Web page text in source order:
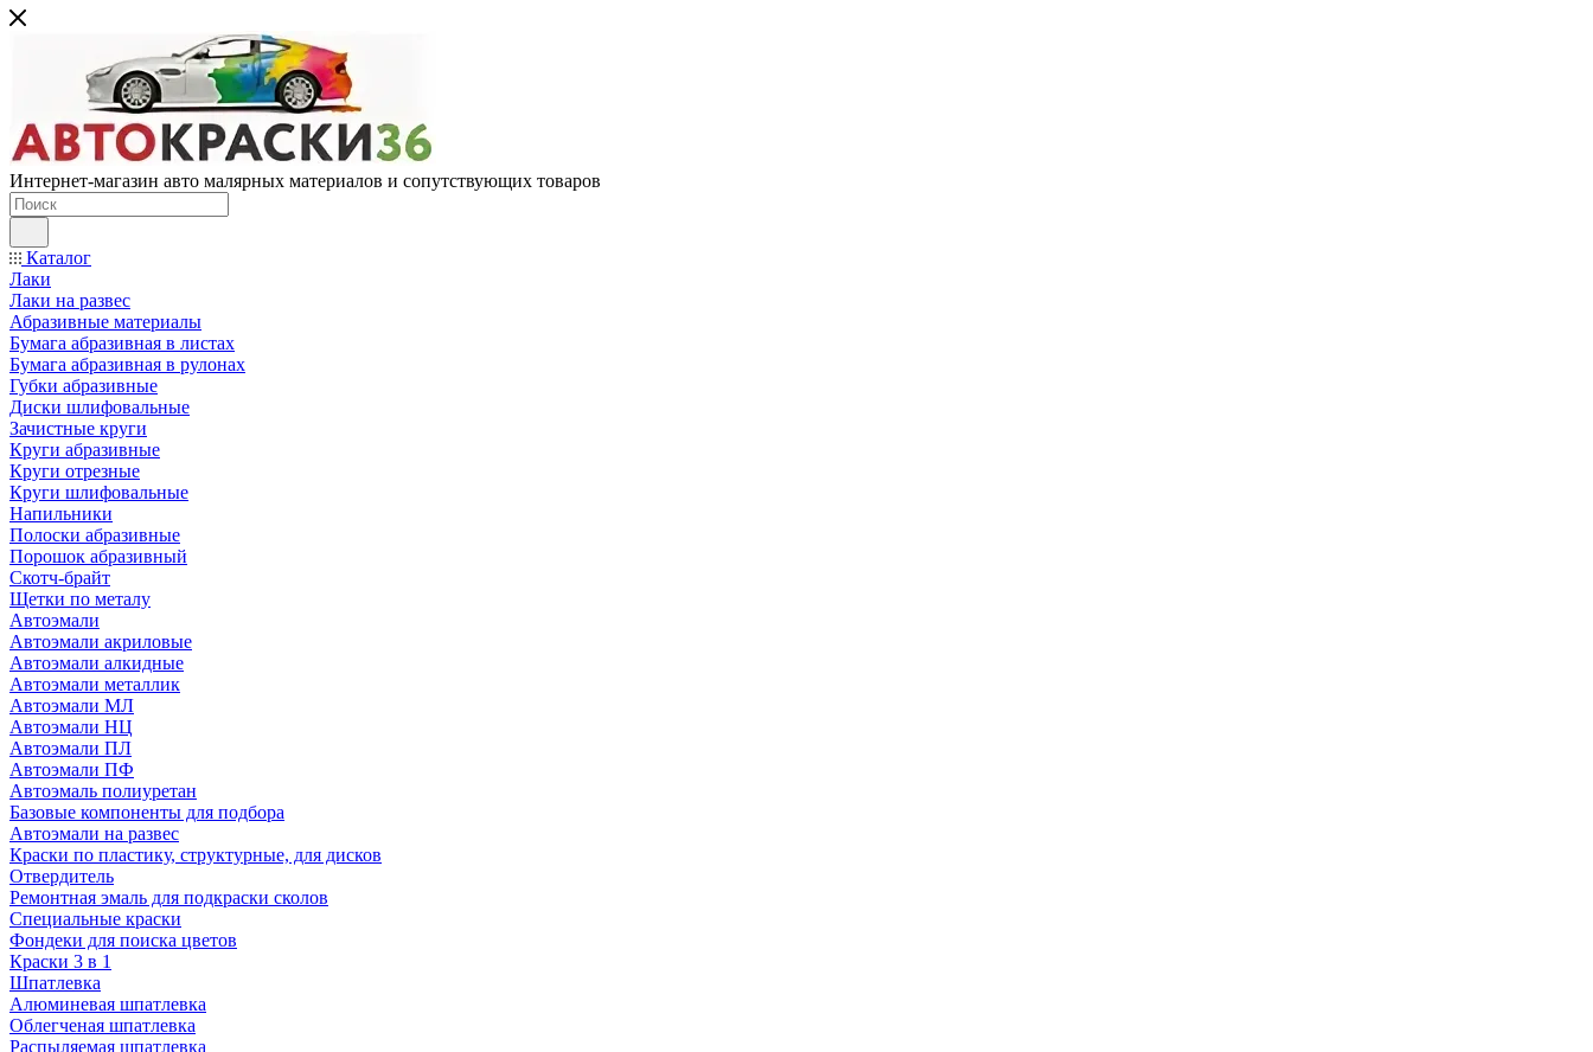
Интернет-магазин авто малярных материалов и сопутствующих товаров
Каталог
Лаки
Лаки на развес
Абразивные материалы
Бумага абразивная в листах
Бумага абразивная в рулонах
Губки абразивные
Диски шлифовальные
Зачистные круги
Круги абразивные
Круги отрезные
Круги шлифовальные
Напильники
Полоски абразивные
Порошок абразивный
Скотч-брайт
Щетки по металу
Автоэмали
Автоэмали акриловые
Автоэмали алкидные
Автоэмали металлик
Автоэмали МЛ
Автоэмали НЦ
Автоэмали ПЛ
Автоэмали ПФ
Автоэмаль полиуретан
Базовые компоненты для подбора
Автоэмали на развес
Краски по пластику, структурные, для дисков
Отвердитель
Ремонтная эмаль для подкраски сколов
Специальные краски
Фондеки для поиска цветов
Краски 3 в 1
Шпатлевка
Алюминевая шпатлевка
Облегченая шпатлевка
Распыляемая шпатлевка